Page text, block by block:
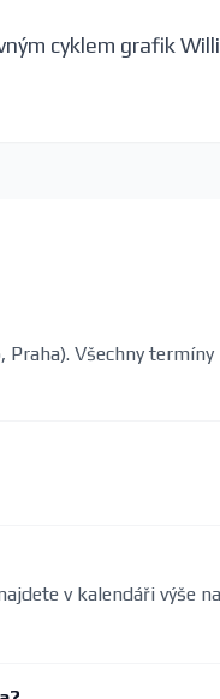
cyklem grafik
Všechny
v kalendáři výše